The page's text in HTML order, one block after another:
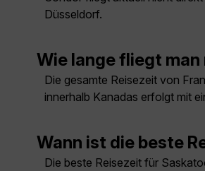
Düsseldorf.
Wie lange fliegt
Die gesamte Reisezeit von
innerhalb Kanadas erfolgt mit
Wann ist die beste
Die beste Reisezeit für